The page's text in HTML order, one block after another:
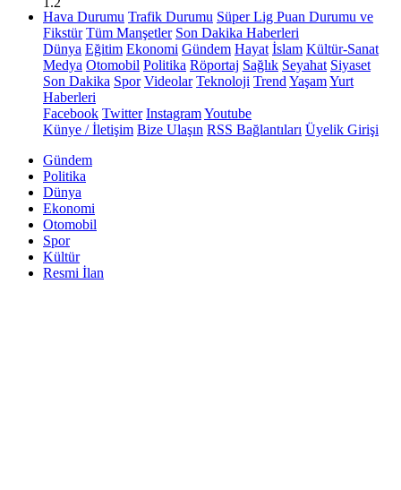
Hava Durumu Trafik Durumu Süper Lig Puan Durumu ve
Fikstür Tüm Manşetler Son Dakika Haberleri
Dünya Eğitim Ekonomi Gündem Hayat İslam Kültür-Sanat
Medya Otomobil Politika Röportaj Sağlık Seyahat Siyaset
Son Dakika Spor Videolar Teknoloji Trend YaşamYurt
Haberleri
Facebook Twitter InstagramYoutube
Künye / İletişim Bize Ulaşın RSS Bağlantıları Üyelik Girişi
Gündem
Politika
Dünya
Ekonomi
Otomobil
Spor
Kültür
Resmi İlan